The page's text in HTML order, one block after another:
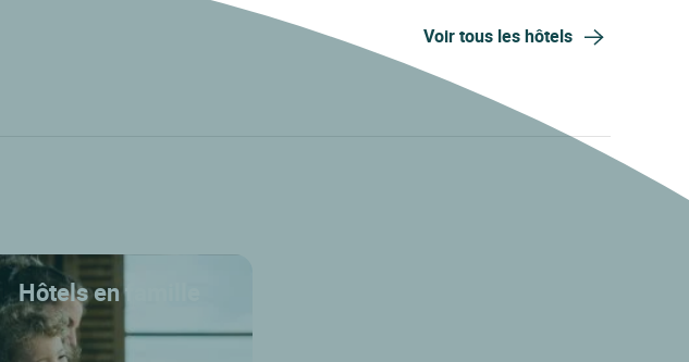
Voir tous les hôtels
Hôtels en famille